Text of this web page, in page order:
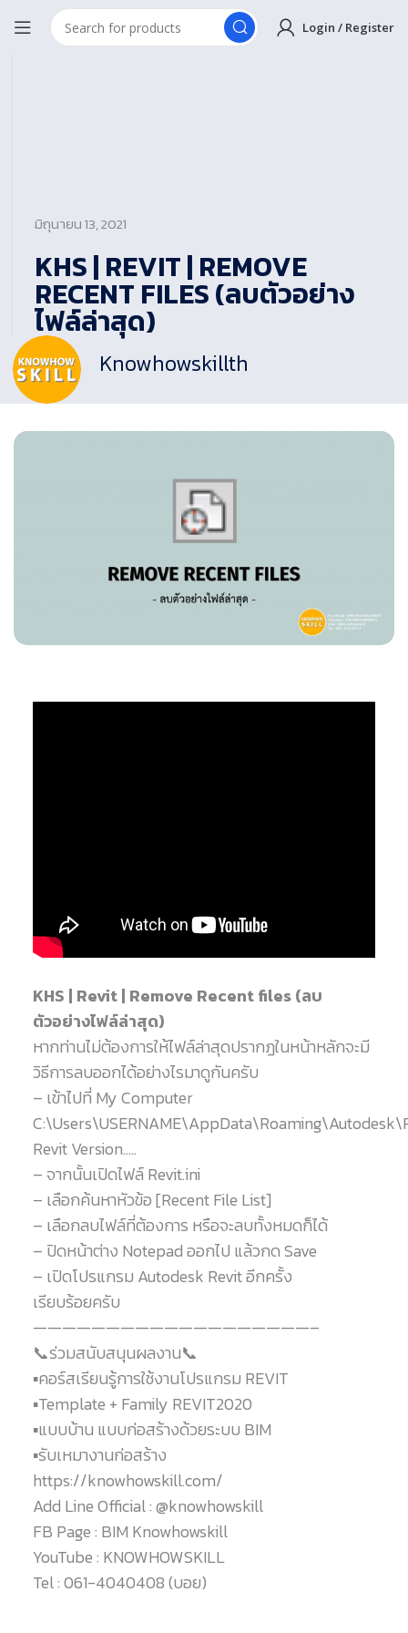
Login / Register
มิถุนายน 13, 2021
KHS | REVIT | REMOVE
RECENT FILES (ลบตัวอย่าง
ไฟล์ล่าสุด)
Knowhowskillth
KHS | Revit | Remove Recent files (ลบ
ตัวอย่างไฟล์ล่าสุด)
หากท่านไม่ต้องการให้ไฟล์ล่าสุดปรากฏในหน้าหลักจะมี
วิธีการลบออกได้อย่างไรมาดูกันครับ
– เข้าไปที่ My Computer
Revit Version…..
– จากนั้นเปิดไฟล์ Revit.ini
– เลือกค้นหาหัวข้อ [Recent File List]
– เลือกลบไฟล์ที่ต้องการ หรือจะลบทั้งหมดก็ได้
– ปิดหน้าต่าง Notepad ออกไป แล้วกด Save
– เปิดโปรแกรม Autodesk Revit อีกครั้ง
เรียบร้อยครับ
———————————————————–
📞ร่วมสนับสนุนผลงาน📞
▪️คอร์สเรียนรู้การใช้งานโปรแกรม REVIT
▪️Template + Family REVIT2020
▪️แบบบ้าน แบบก่อสร้างด้วยระบบ BIM
▪️รับเหมางานก่อสร้าง
https://knowhowskill.com/
Add Line Official : @knowhowskill
FB Page : BIM Knowhowskill
YouTube : KNOWHOWSKILL
Tel : 061-4040408 (บอย)